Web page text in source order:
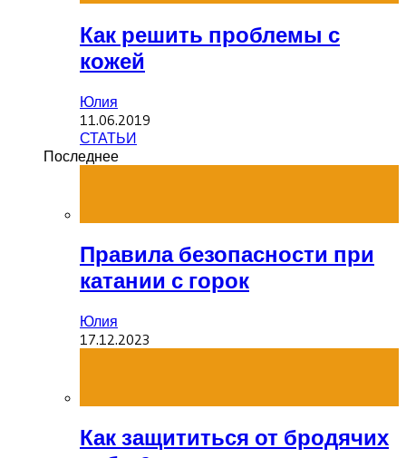
Как решить проблемы с
кожей
Юлия
11.06.2019
СТАТЬИ
Последнее
Правила безопасности при
катании с горок
Юлия
17.12.2023
Как защититься от бродячих